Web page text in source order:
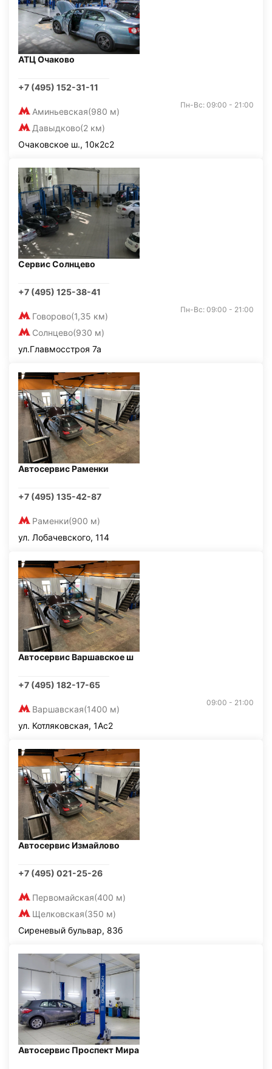
АТЦ Очаково
+7 (495) 152-31-11
Аминьевская(980 м)
Давыдково(2 км)
Пн-Вс: 09:00 - 21:00
Очаковское ш., 10к2с2
Сервис Солнцево
+7 (495) 125-38-41
Говорово(1,35 км)
Солнцево(930 м)
Пн-Вс: 09:00 - 21:00
ул.Главмосстроя 7а
Автосервис Раменки
+7 (495) 135-42-87
Раменки(900 м)
ул. Лобачевского, 114
Автосервис Варшавское ш
+7 (495) 182-17-65
Варшавская(1400 м)
09:00 - 21:00
ул. Котляковская, 1Ас2
Автосервис Измайлово
+7 (495) 021-25-26
Первомайская(400 м)
Щелковская(350 м)
Сиреневый бульвар, 83б
Автосервис Проспект Мира